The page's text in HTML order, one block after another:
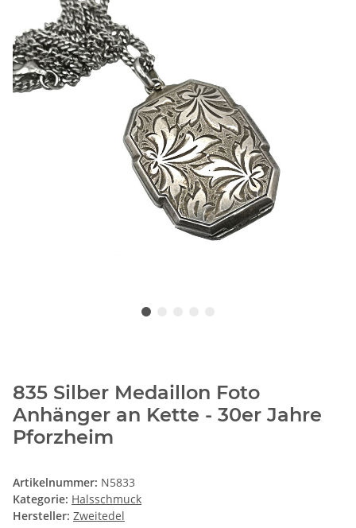
835 Silber Medaillon Foto
Anhänger an Kette - 30er Jahre
Pforzheim
Artikelnummer: N5833
Kategorie: Halsschmuck
Hersteller: Zweitedel